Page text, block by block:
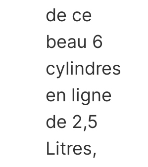
de ce
beau 6
cylindres
en ligne
de 2,5
Litres,